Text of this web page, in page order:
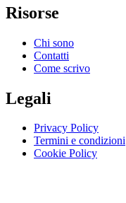
Risorse
Chi sono
Contatti
Come scrivo
Legali
Privacy Policy
Termini e condizioni
Cookie Policy